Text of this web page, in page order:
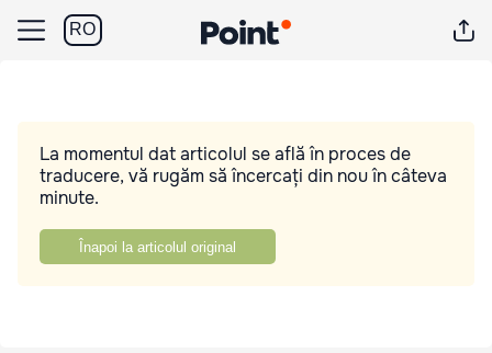
RO
La momentul dat articolul se află în proces de
traducere, vă rugăm să încercați din nou în câteva
minute.
Înapoi la articolul original